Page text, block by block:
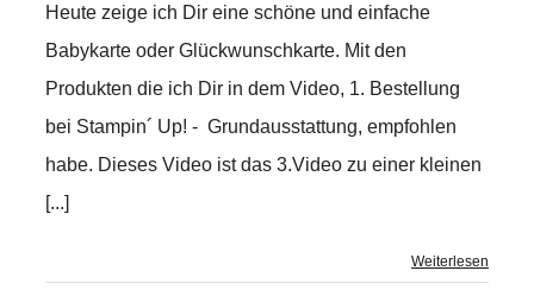
Heute zeige ich Dir eine schöne und einfache
Babykarte oder Glückwunschkarte. Mit den
Produkten die ich Dir in dem Video, 1. Bestellung
bei Stampin´ Up! - Grundausstattung, empfohlen
habe. Dieses Video ist das 3.Video zu einer kleinen
[...]
Weiterlesen